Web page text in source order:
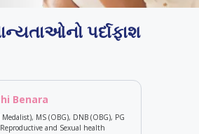
પર્દાફાશ
Benara
Medalist), MS (OBG), DNB (OBG), PG
and Sexual health